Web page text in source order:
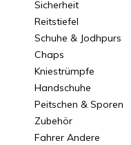
Sicherheit
Reitstiefel
Schuhe & Jodhpurs
Chaps
Kniestrümpfe
Handschuhe
Peitschen & Sporen
Zubehör
Fahrer Andere